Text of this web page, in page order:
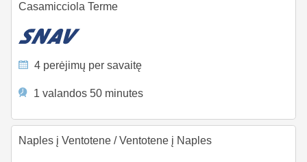
Casamicciola Terme
4 perėjimų per savaitę
1 valandos 50 minutes
Naples į Ventotene /Ventotene į Naples